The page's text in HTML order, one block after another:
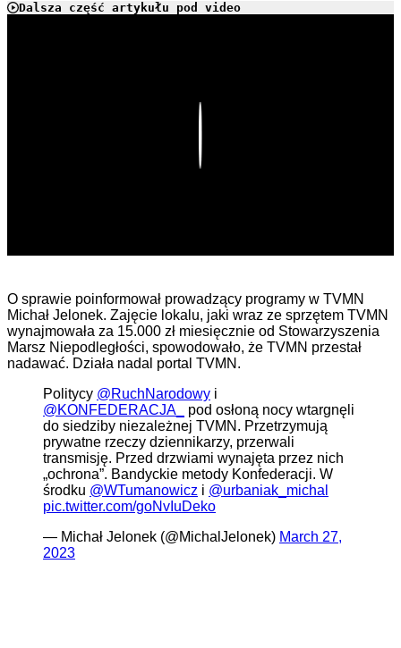
Dalsza część artykułu pod video
O sprawie poinformował prowadzący programy w TVMN
Michał Jelonek. Zajęcie lokalu, jaki wraz ze sprzętem TVMN
wynajmowała za 15.000 zł miesięcznie od Stowarzyszenia
Marsz Niepodległości, spowodowało, że TVMN przestał
nadawać. Działa nadal portal TVMN.
Politycy @RuchNarodowy i
@KONFEDERACJA_
pod osłoną nocy wtargnęli
do siedziby niezależnej TVMN. Przetrzymują
prywatne rzeczy dziennikarzy, przerwali
transmisję. Przed drzwiami wynajęta przez nich
„ochrona”. Bandyckie metody Konfederacji. W
środku @WTumanowicz i @urbaniak_michal
pic.twitter.com/goNvIuDeko
— Michał Jelonek (@MichalJelonek) March 27,
2023